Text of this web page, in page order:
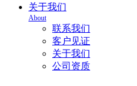
关于我们
About
联系我们
客户见证
关于我们
公司资质